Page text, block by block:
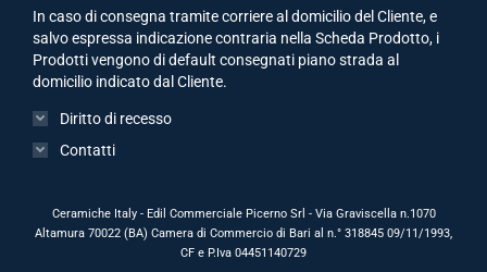
In caso di consegna tramite corriere al domicilio del Cliente, e
salvo espressa indicazione contraria nella Scheda Prodotto, i
Prodotti vengono di default consegnati piano strada al
domicilio indicato dal Cliente.
Diritto di recesso
Contatti
Ceramiche Italy - Edil Commerciale Picerno Srl - Via Graviscella n.1070
Altamura 70022 (BA) Camera di Commercio di Bari al n.° 318845 09/11/1993,
CF e P.Iva 04451140729